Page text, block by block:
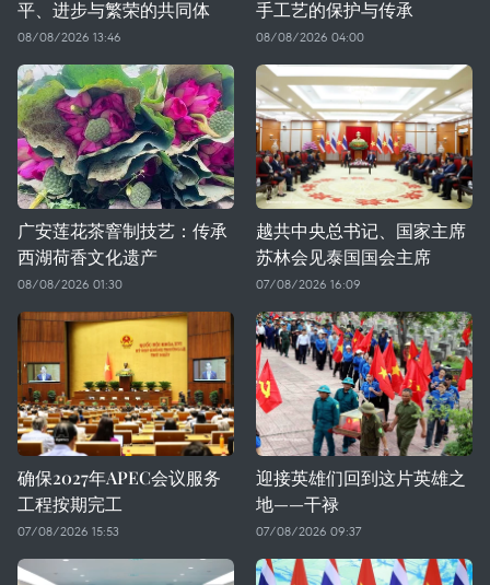
平、进步与繁荣的共同体
08/08/2026 13:46
手工艺的保护与传承
08/08/2026 04:00
广安莲花茶窨制技艺：传承
西湖荷香文化遗产
08/08/2026 01:30
越共中央总书记、国家主席
苏林会见泰国国会主席
07/08/2026 16:09
确保2027年APEC会议服务
工程按期完工
07/08/2026 15:53
迎接英雄们回到这片英雄之
地——干禄
07/08/2026 09:37